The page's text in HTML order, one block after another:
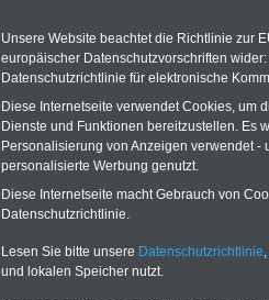
Kirchen,
AWO
PDF-SERVICE
Für nur 15 Euro (inkl.
können Sie mehr als zehn
ausdrucken. Der PDF-
zum Tarifrecht für den
Unsere Website beachtet die Richtlinie zur
europäischer Datenschutzvorschriften
Datenschutzrichtlinie für elektronische
Diese Internetseite verwendet Cookies, um
Dienste und Funktionen bereitzustellen. Es
Personalisierung von Anzeigen verwendet
personalisierte Werbung genutzt.
Diese Internetseite macht Gebrauch von
Datenschutzrichtlinie.
Lesen Sie bitte unsere Datenschutzrichtlinie
und lokalen Speicher nutzt.